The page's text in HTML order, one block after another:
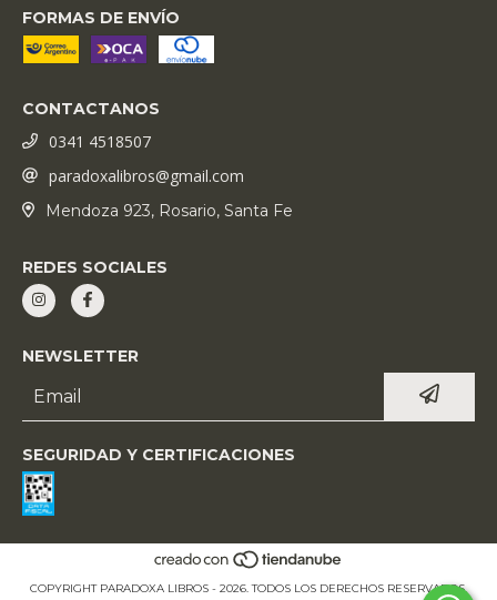
FORMAS DE ENVÍO
CONTACTANOS
0341 4518507
paradoxalibros@gmail.com
Mendoza 923, Rosario, Santa Fe
REDES SOCIALES
NEWSLETTER
SEGURIDAD Y CERTIFICACIONES
COPYRIGHT PARADOXA LIBROS - 2026. TODOS LOS DERECHOS RESERVADOS.